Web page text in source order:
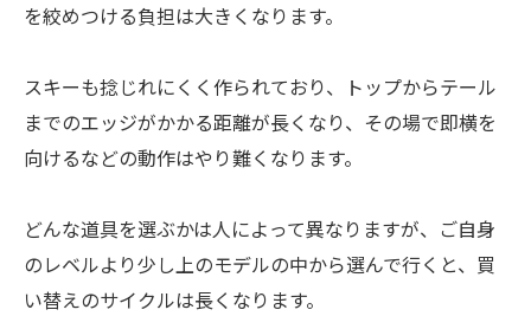
を絞めつける負担は大きくなります。
スキーも捻じれにくく作られており、トップからテール
までのエッジがかかる距離が長くなり、その場で即横を
向けるなどの動作はやり難くなります。
どんな道具を選ぶかは人によって異なりますが、ご自身
のレベルより少し上のモデルの中から選んで行くと、買
い替えのサイクルは長くなります。